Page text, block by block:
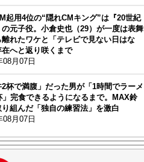
起用4位の“隠れCMキング”は『20世紀
元子役。小倉史也（29）が一度は表舞
離れたワケと「テレビで見ない日はな
在へと返り咲くまで
08月07日
2杯で満腹」だった男が「1時間でラーメ
」完食できるようになるまで。MAX鈴
組んだ「独自の練習法」を激白
08月07日